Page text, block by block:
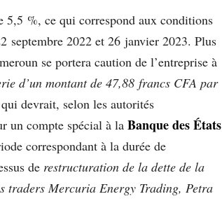
5,5 %, ce qui correspond aux conditions
septembre 2022 et 26 janvier 2023. Plus
se portera caution de l’entreprise à
d’un montant de 47,88 francs CFA par
devrait, selon les autorités
un compte spécial à la Banque des États
correspondant à la durée de
de restructuration de la dette de la
traders Mercuria Energy Trading, Petra